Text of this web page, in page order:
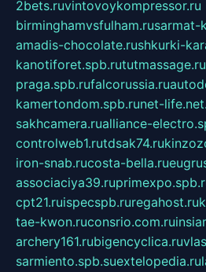
2bets.ruvintovoykompressor.ru
birminghamvsfulham.rusarmat-
amadis-chocolate.rushkurki-
kanotiforet.spb.rututmassage.ru
praga.spb.rufalcorussia.ru
kamertondom.spb.runet-
sakhcamera.rualliance-
controlweb1.rutdsak74.ru
iron-snab.rucosta-bella.ru
associaciya39.ru
cpt21.ruispecspb.ruregahost.ru
tae-kwon.ruconsrio.com.ru
archery161.rubigencyclica.ru
sarmiento.spb.suextelopedia.ru